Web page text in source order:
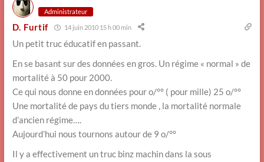
Administrateur
D. Furtif 14 juin 2010 15 h 00 min
Un petit truc éducatif en passant.
En se basant sur des données en gros. Un régime « normal » de
mortalité à 50 pour 2000.
Ce qui nous donne en données pour o/°° ( pour mille) 25 o/°°
Une mortalité de pays du tiers monde , la mortalité normale
d’ancien régime….
Aujourd’hui nous tournons autour de 9 o/°°
Il y a effectivement un truc binz machin dans la sous